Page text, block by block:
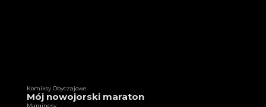
Komiksy Obyczajowe
Mój nowojorski maraton